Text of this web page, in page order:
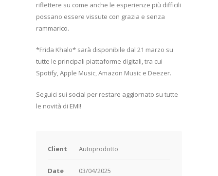
riflettere su come anche le esperienze più difficili
possano essere vissute con grazia e senza
rammarico.
*Frida Khalo* sarà disponibile dal 21 marzo su
tutte le principali piattaforme digitali, tra cui
Spotify, Apple Music, Amazon Music e Deezer.
Seguici sui social per restare aggiornato su tutte
le novità di EMI!
Client Autoprodotto
Date 03/04/2025